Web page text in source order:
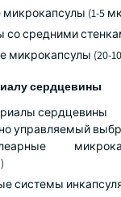
(1-5
со средними
микрокапсулы (20-
сердцевины
сердцевины
управляемый
системы